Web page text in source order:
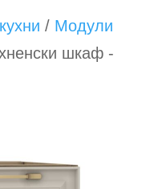
/ Модули
шкаф -